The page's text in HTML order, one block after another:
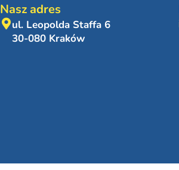
Nasz adres
ul. Leopolda Staffa 6
30-080 Kraków